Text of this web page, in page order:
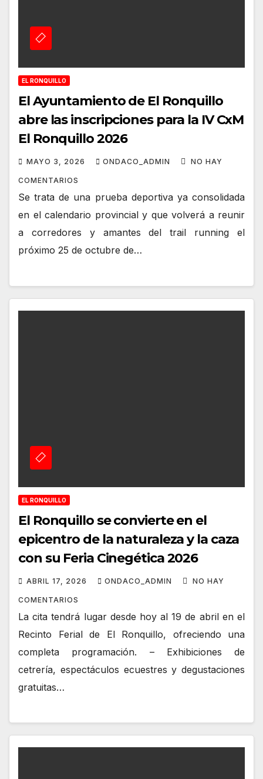
EL RONQUILLO
El Ayuntamiento de El Ronquillo
abre las inscripciones para la IV CxM
El Ronquillo 2026
MAYO 3, 2026 ONDACO_ADMIN NO HAY
COMENTARIOS
Se trata de una prueba deportiva ya consolidada
en el calendario provincial y que volverá a reunir
a corredores y amantes del trail running el
próximo 25 de octubre de…
EL RONQUILLO
El Ronquillo se convierte en el
epicentro de la naturaleza y la caza
con su Feria Cinegética 2026
ABRIL 17, 2026 ONDACO_ADMIN NO HAY
COMENTARIOS
La cita tendrá lugar desde hoy al 19 de abril en el
Recinto Ferial de El Ronquillo, ofreciendo una
completa programación. – Exhibiciones de
cetrería, espectáculos ecuestres y degustaciones
gratuitas…